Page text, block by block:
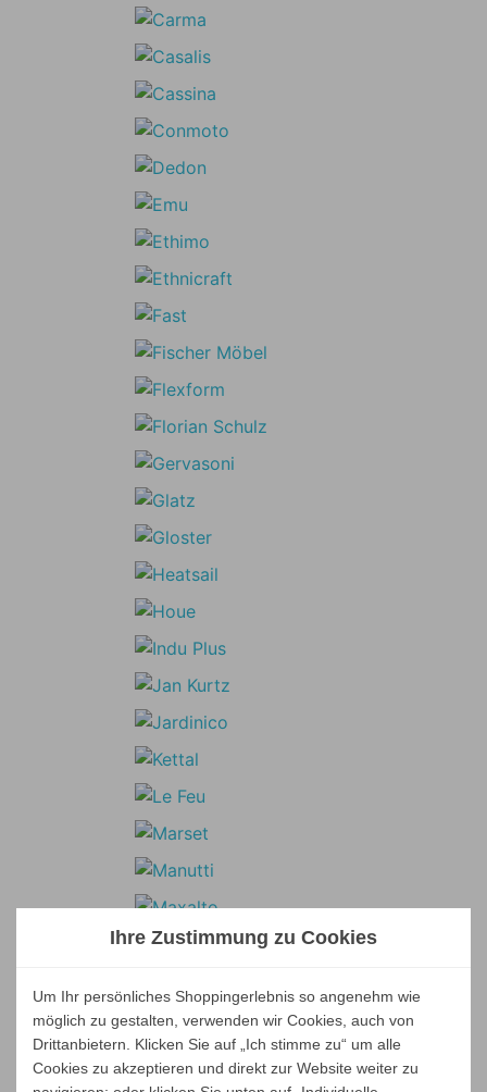
Ihre Zustimmung zu Cookies
Um Ihr persönliches Shoppingerlebnis so angenehm wie
möglich zu gestalten, verwenden wir Cookies, auch von
Drittanbietern. Klicken Sie auf „Ich stimme zu“ um alle
Cookies zu akzeptieren und direkt zur Website weiter zu